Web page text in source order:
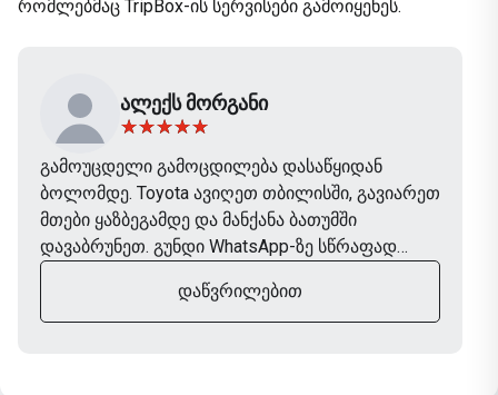
რომლებმაც TripBox-ის სერვისები გამოიყენეს.
ᲐᲚᲔᲥᲡ ᲛᲝᲠᲒᲐᲜᲘ
გამოუცდელი გამოცდილება დასაწყიდან
ბოლომდე. Toyota ავიღეთ თბილისში, გავიარეთ
მთები ყაზბეგამდე და მანქანა ბათუმში
დავაბრუნეთ. გუნდი WhatsApp-ზე სწრაფად
იყო. TripBox-ს ხელახლა აუცილებლად
გამოვიყენებთ შემდეგ მოგზაურობაში.
ᲓᲐᲬᲕᲠᲘᲚᲔᲑᲘᲗ